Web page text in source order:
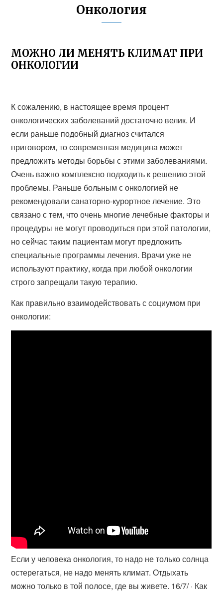
Онкология
МОЖНО ЛИ МЕНЯТЬ КЛИМАТ ПРИ
ОНКОЛОГИИ
К сожалению, в настоящее время процент
онкологических заболеваний достаточно велик. И
если раньше подобный диагноз считался
приговором, то современная медицина может
предложить методы борьбы с этими заболеваниями.
Очень важно комплексно подходить к решению этой
проблемы. Раньше больным с онкологией не
рекомендовали санаторно-курортное лечение. Это
связано с тем, что очень многие лечебные факторы и
процедуры не могут проводиться при этой патологии,
но сейчас таким пациентам могут предложить
специальные программы лечения. Врачи уже не
используют практику, когда при любой онкологии
строго запрещали такую терапию.
Как правильно взаимодействовать с социумом при
онкологии:
Если у человека онкология, то надо не только солнца
остерегаться, не надо менять климат. Отдыхать
можно только в той полосе, где вы живете. 16/7/ · Как